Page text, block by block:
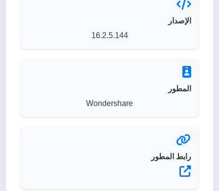
الإصدار
16.2.5.144
المطور
Wondershare
رابط المطور